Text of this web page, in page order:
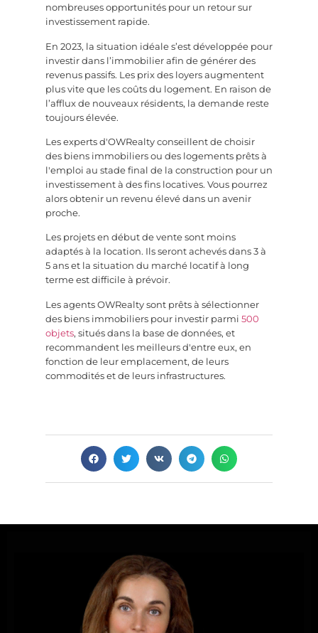
nombreuses opportunités pour un retour sur
investissement rapide.
En 2023, la situation idéale s’est développée pour
investir dans l’immobilier afin de générer des
revenus passifs. Les prix des loyers augmentent
plus vite que les coûts du logement. En raison de
l’afflux de nouveaux résidents, la demande reste
toujours élevée.
Les experts d'OWRealty conseillent de choisir
des biens immobiliers ou des logements prêts à
l'emploi au stade final de la construction pour un
investissement à des fins locatives. Vous pourrez
alors obtenir un revenu élevé dans un avenir
proche.
Les projets en début de vente sont moins
adaptés à la location. Ils seront achevés dans 3 à
5 ans et la situation du marché locatif à long
terme est difficile à prévoir.
Les agents OWRealty sont prêts à sélectionner
des biens immobiliers pour investir parmi 500
objets, situés dans la base de données, et
recommandent les meilleurs d'entre eux, en
fonction de leur emplacement, de leurs
commodités et de leurs infrastructures.